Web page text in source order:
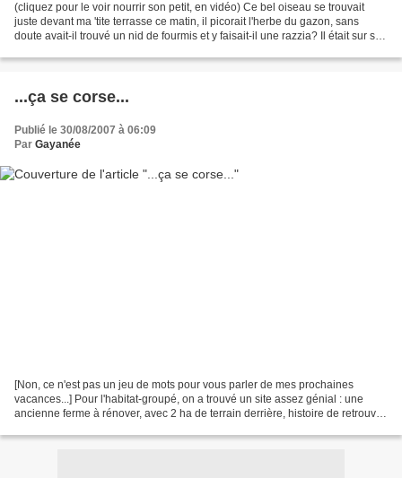
(cliquez pour le voir nourrir son petit, en vidéo) Ce bel oiseau se trouvait
juste devant ma 'tite terrasse ce matin, il picorait l'herbe du gazon, sans
doute avait-il trouvé un nid de fourmis et y faisait-il une razzia? Il était sur ses
...ça se corse...
Publié le 30/08/2007 à 06:09
Par Gayanée
[Non, ce n'est pas un jeu de mots pour vous parler de mes prochaines
vacances...] Pour l'habitat-groupé, on a trouvé un site assez génial : une
ancienne ferme à rénover, avec 2 ha de terrain derrière, histoire de retrouver